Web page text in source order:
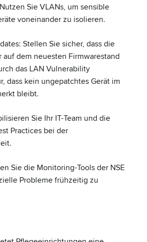
Sie VLANs, um sensible
voneinander zu isolieren.
Stellen Sie sicher, dass die
auf dem neuesten Firmwarestand
das LAN Vulnerability
dass kein ungepatchtes Gerät im
bleibt.
Sie Ihr IT-Team und die
Practices bei der
Sie die Monitoring-Tools der NSE
Probleme frühzeitig zu